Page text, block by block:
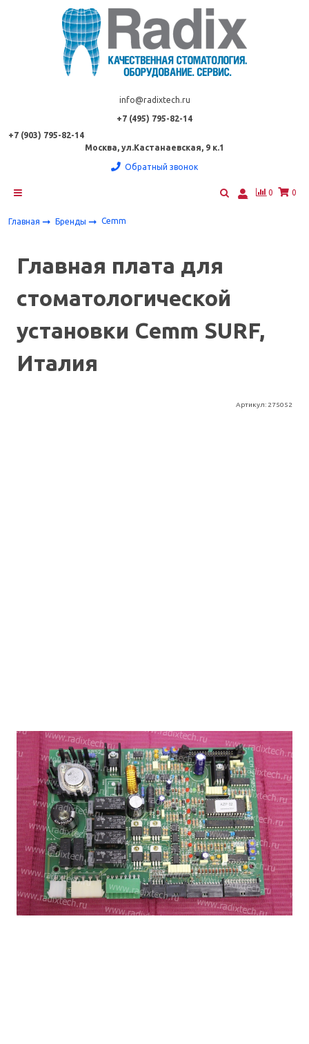
info@radixtech.ru
+7 (495) 795-82-14
+7 (903) 795-82-14
Москва, ул.Кастанаевская, 9 к.1
Обратный звонок
0 0
Главная Бренды Cemm
Главная плата для
стоматологической
установки Cemm SURF,
Италия
Артикул: 275052